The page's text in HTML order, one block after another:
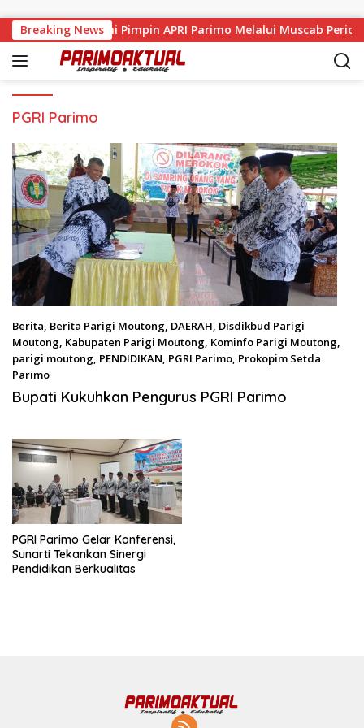
Breaking News
Nasir Resmi Pimpin APRI Parimo Melalui Muscab Periode
PGRI Parimo
Berita, Berita Parigi Moutong, DAERAH, Disdikbud Parigi
Moutong, Kabupaten Parigi Moutong, Kominfo Parigi Moutong,
parigi moutong, PENDIDIKAN, PGRI Parimo, Prokopim Setda
Parimo
Agustus 13, 2025
Bupati Kukuhkan Pengurus PGRI Parimo
PGRI Parimo Gelar Konferensi,
Sunarti Tekankan Sinergi
Pendidikan Berkualitas